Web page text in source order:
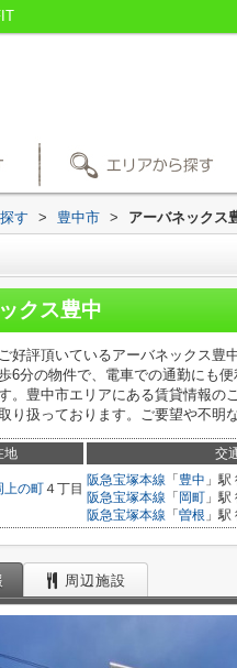
す > 豊中市 > アーバネックス
クス豊中
好評頂いているアーバネックス豊
6分の物件で、電車での通勤にも
。豊中市エリアにある賃貸情報の
り扱っております。ご要望や不明
地 交
上の町４丁目
阪急宝塚本線 「 豊中 」駅
阪急宝塚本線 「 岡町 」
阪急宝塚本線 「 曽根 」
周辺施設